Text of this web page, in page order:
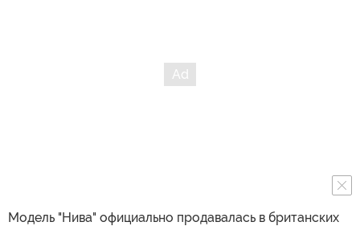
Модель "Нива" официально продавалась в британских